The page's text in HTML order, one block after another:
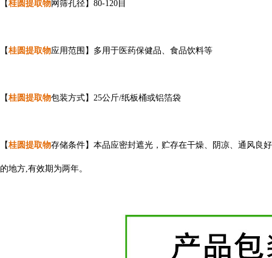
【桂圆提取物网筛孔径】80-120目
【桂圆提取物应用范围】多用于医药保健品、食品饮料等
【桂圆提取物包装方式】25公斤/纸板桶或铝箔袋
【桂圆提取物存储条件】本品应密封遮光，贮存在干燥、阴凉、通风良好
的地方,有效期为两年。